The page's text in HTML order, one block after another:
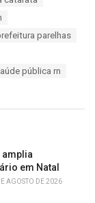
parelhas
pública rn
amplia
em Natal
AGOSTO DE 2026